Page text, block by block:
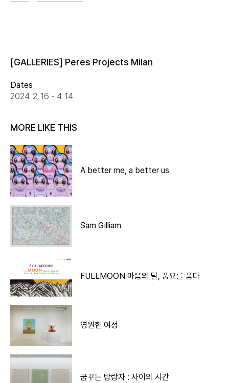
[GALLERIES] Peres Projects Milan
Dates
2024. 2. 16 - 4. 14
MORE LIKE THIS
A better me, a better us
Sam Gilliam
FULLMOON 마음의 달, 풍요를 품다
영원한 여정
꿈꾸는 방랑자 : 사이의 시간